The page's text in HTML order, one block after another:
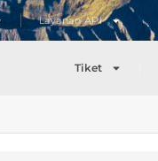
Layanan API
Tiket